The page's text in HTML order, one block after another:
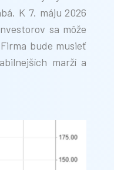
K 7. máju 2026
sa môže
bude musieť
marží a